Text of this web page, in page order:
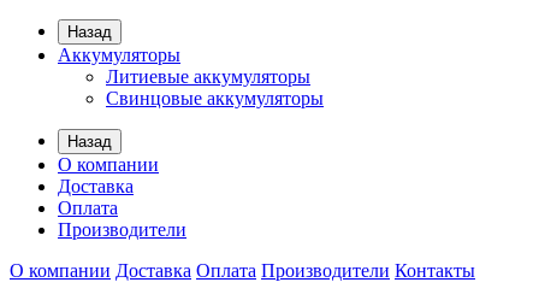
Назад
Аккумуляторы
Литиевые аккумуляторы
Свинцовые аккумуляторы
Назад
О компании
Доставка
Оплата
Производители
О компании Доставка Оплата Производители Контакты